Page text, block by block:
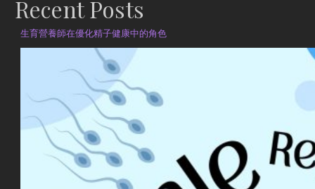
Recent Posts
生育營養師在優化精子健康中的角色